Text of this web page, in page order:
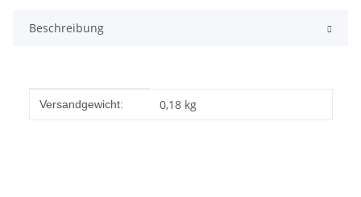
Beschreibung
Produkteigenschaft
Wert
Versandgewicht: 0,18 kg